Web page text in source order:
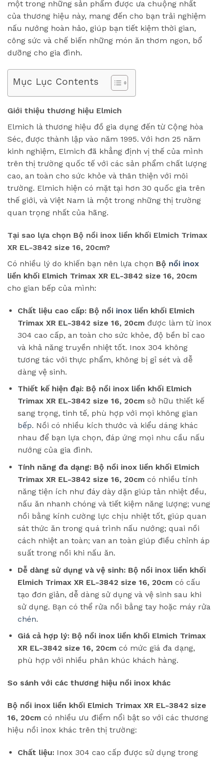
một trong những sản phẩm được ưa chuộng nhất
của thương hiệu này, mang đến cho bạn trải nghiệm
nấu nướng hoàn hảo, giúp bạn tiết kiệm thời gian,
công sức và chế biến những món ăn thơm ngon, bổ
dưỡng cho gia đình.
Mục Lục Contents
Giới thiệu thương hiệu Elmich
Elmich là thương hiệu đồ gia dụng đến từ Cộng hòa
Séc, được thành lập vào năm 1995. Với hơn 25 năm
kinh nghiệm, Elmich đã khẳng định vị thế của mình
trên thị trường quốc tế với các sản phẩm chất lượng
cao, an toàn cho sức khỏe và thân thiện với môi
trường. Elmich hiện có mặt tại hơn 30 quốc gia trên
thế giới, và Việt Nam là một trong những thị trường
quan trọng nhất của hãng.
Tại sao lựa chọn Bộ nồi inox liền khối Elmich Trimax
XR EL-3842 size 16, 20cm?
Có nhiều lý do khiến bạn nên lựa chọn Bộ nồi inox
liền khối Elmich Trimax XR EL-3842 size 16, 20cm
cho gian bếp của mình:
Chất liệu cao cấp: Bộ nồi inoxliền khối Elmich
Trimax XR EL-3842 size 16, 20cmđược làm từ inox
304 cao cấp, an toàn cho sức khỏe, độ bền bỉ cao
và khả năng truyền nhiệt tốt. Inox 304 không
tương tác với thực phẩm, không bị gỉ sét và dễ
dàng vệ sinh.
Thiết kế hiện đại: Bộ nồi inox liền khối Elmich
Trimax XR EL-3842 size 16, 20cmsở hữu thiết kế
sang trọng, tinh tế, phù hợp với mọi không gian
bếp. Nồi có nhiều kích thước và kiểu dáng khác
nhau để bạn lựa chọn, đáp ứng mọi nhu cầu nấu
nướng của gia đình.
Tính năng đa dạng: Bộ nồi inox liền khối Elmich
Trimax XR EL-3842 size 16, 20cmcó nhiều tính
năng tiện ích như đáy dày dặn giúp tản nhiệt đều,
nấu ăn nhanh chóng và tiết kiệm năng lượng; vung
nồi bằng kính cường lực chịu nhiệt tốt, giúp quan
sát thức ăn trong quá trình nấu nướng; quai nồi
cách nhiệt an toàn; van an toàn giúp điều chỉnh áp
suất trong nồi khi nấu ăn.
Dễ dàng sử dụng và vệ sinh: Bộ nồi inox liền khối
Elmich Trimax XR EL-3842 size 16, 20cmcó cấu
tạo đơn giản, dễ dàng sử dụng và vệ sinh sau khi
sử dụng. Bạn có thể rửa nồi bằng tay hoặc máy rửa
chén.
Giá cả hợp lý: Bộ nồi inox liền khối Elmich Trimax
XR EL-3842 size 16, 20cmcó mức giá đa dạng,
phù hợp với nhiều phân khúc khách hàng.
So sánh với các thương hiệu nồi inox khác
Bộ nồi inox liền khối Elmich Trimax XR EL-3842 size
16, 20cm có nhiều ưu điểm nổi bật so với các thương
hiệu nồi inox khác trên thị trường:
Chất liệu:Inox 304 cao cấp được sử dụng trong